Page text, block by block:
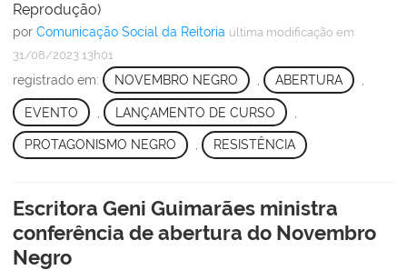
Reprodução)
por Comunicação Social da Reitoria última modificação em
31/08/2023 13h01
registrado em: NOVEMBRO NEGRO ABERTURA
EVENTO LANÇAMENTO DE CURSO
PROTAGONISMO NEGRO , RESISTÊNCIA
Escritora Geni Guimarães ministra
conferência de abertura do Novembro
Negro